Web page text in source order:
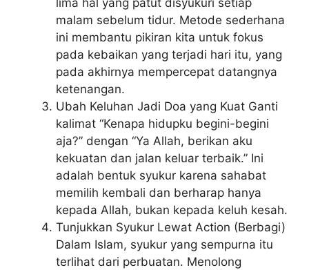
lima hal yang patut disyukuri setiap
malam sebelum tidur. Metode sederhana
ini membantu pikiran kita untuk fokus
pada kebaikan yang terjadi hari itu, yang
pada akhirnya mempercepat datangnya
ketenangan.
Ubah Keluhan Jadi Doa yang Kuat Ganti
kalimat “Kenapa hidupku begini-begini
aja?” dengan “Ya Allah, berikan aku
kekuatan dan jalan keluar terbaik.” Ini
adalah bentuk syukur karena sahabat
memilih kembali dan berharap hanya
kepada Allah, bukan kepada keluh kesah.
Tunjukkan Syukur Lewat Action (Berbagi)
Dalam Islam, syukur yang sempurna itu
terlihat dari perbuatan. Menolong